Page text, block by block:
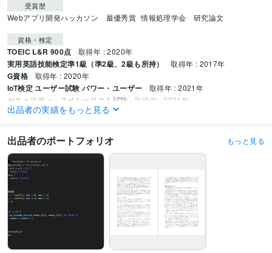
受賞歴
Webアプリ開発ハッカソン　最優秀賞 情報処理学会　研究論文
資格・検定
TOEIC L&R 900点 取得年 : 2020年
実用英語技能検定準1級（準2級、2級も所持） 取得年 : 2017年
G資格 取得年 : 2020年
IoT検定 ユーザー試験 パワー・ユーザー 取得年 : 2021年
セキュリティ・スペシャリスト試験 取得年 : 2021年
中国語検定２級 取得年 : 2019年
統計検定データサイエンス発展
得意分野
ライティング・翻訳
ライティング 添削
出品者の実績をもっと見る
出品者のポートフォリオ もっと見る